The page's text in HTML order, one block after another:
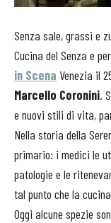
Senza sale, grassi e
Cucina del Senza e
in Scena Venezia il
Marcello Coronini.
e nuovi stili di vita,
Nella storia della
primario: i medici le
patologie e le
tal punto che la
Oggi alcune spezie